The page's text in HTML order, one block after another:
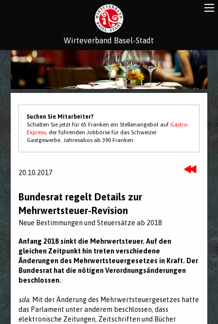
Wirteverband Basel-Stadt
Suchen Sie Mitarbeiter?
Schalten Sie jetzt für 65 Franken ein Stellenangebot aufGastro-
Express, der führenden Jobbörse für das Schweizer
Gastgewerbe. Jahresabos ab 390 Franken.
20.10.2017
Bundesrat regelt Details zur
Mehrwertsteuer-Revision
Neue Bestimmungen und Steuersätze ab 2018
Anfang 2018 sinkt die Mehrwertsteuer. Auf den
gleichen Zeitpunkt hin treten verschiedene
Änderungen des Mehrwertsteuergesetzes in Kraft. Der
Bundesrat hat die nötigen Verordnungsänderungen
beschlossen.
sda. Mit der Änderung des Mehrwertsteuergesetzes hatte
das Parlament unter anderem beschlossen, dass
elektronische Zeitungen, Zeitschriften und Bücher